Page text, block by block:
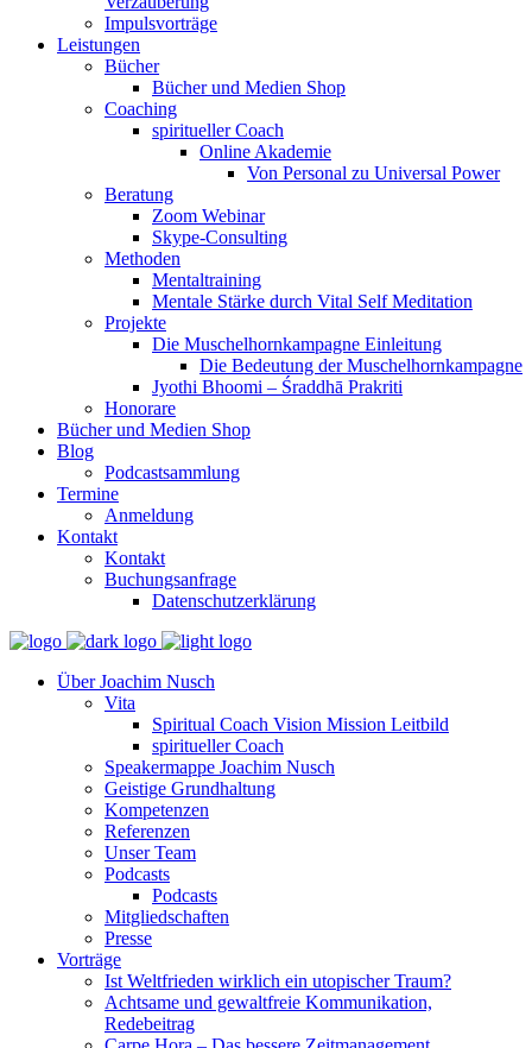
Impulsvorträge
Leistungen
Bücher
Bücher und Medien Shop
Coaching
spiritueller Coach
Online Akademie
Von Personal zu Universal Power
Beratung
Zoom Webinar
Skype-Consulting
Methoden
Mentaltraining
Mentale Stärke durch Vital Self Meditation
Projekte
Die Muschelhornkampagne Einleitung
Die Bedeutung der Muschelhornkampagne
Jyothi Bhoomi – Śraddhā Prakriti
Honorare
Bücher und Medien Shop
Blog
Podcastsammlung
Termine
Anmeldung
Kontakt
Kontakt
Buchungsanfrage
Datenschutzerklärung
Über Joachim Nusch
Vita
Spiritual Coach Vision Mission Leitbild
spiritueller Coach
Speakermappe Joachim Nusch
Geistige Grundhaltung
Kompetenzen
Referenzen
Unser Team
Podcasts
Podcasts
Mitgliedschaften
Presse
Vorträge
Ist Weltfrieden wirklich ein utopischer Traum?
Achtsame und gewaltfreie Kommunikation,
Redebeitrag